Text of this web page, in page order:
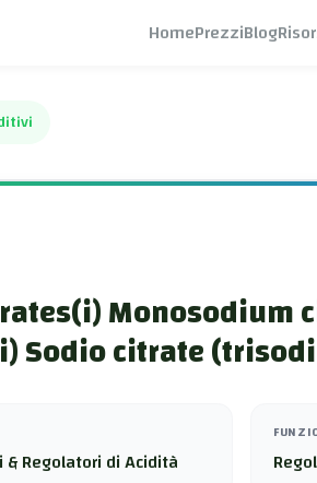
HomePrezziBlog
Monosodium
Sodio citrate
Regolatori di Acidità